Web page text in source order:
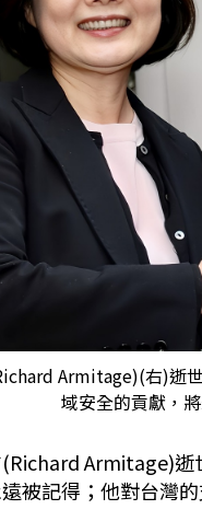
Armitage)(右)逝
域安全的貢獻，
Armitage)
被記得；他對台灣